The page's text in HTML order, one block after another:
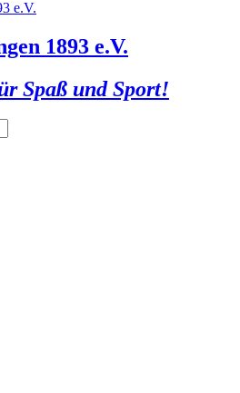
1893 e.V.
Spaß und Sport!